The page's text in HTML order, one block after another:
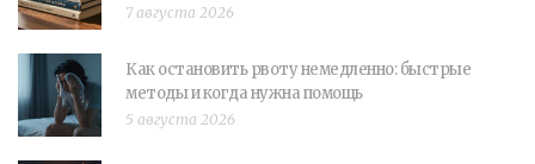
7 августа 2026
Как остановить рвоту немедленно: быстрые
методы и когда нужна помощь
5 августа 2026